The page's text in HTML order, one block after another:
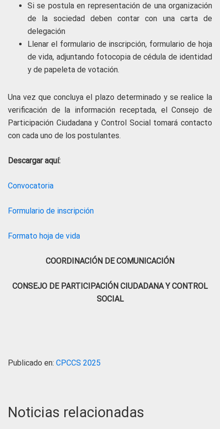
Si se postula en representación de una organización
de la sociedad deben contar con una carta de
delegación
Llenar el formulario de inscripción, formulario de hoja
de vida, adjuntando fotocopia de cédula de identidad
y de papeleta de votación.
Una vez que concluya el plazo determinado y se realice la
verificación de la información receptada, el Consejo de
Participación Ciudadana y Control Social tomará contacto
con cada uno de los postulantes.
Descargar aquí:
Convocatoria
Formulario de inscripción
Formato hoja de vida
COORDINACIÓN DE COMUNICACIÓN
CONSEJO DE PARTICIPACIÓN CIUDADANA Y CONTROL
SOCIAL
Publicado en: CPCCS 2025
Noticias relacionadas